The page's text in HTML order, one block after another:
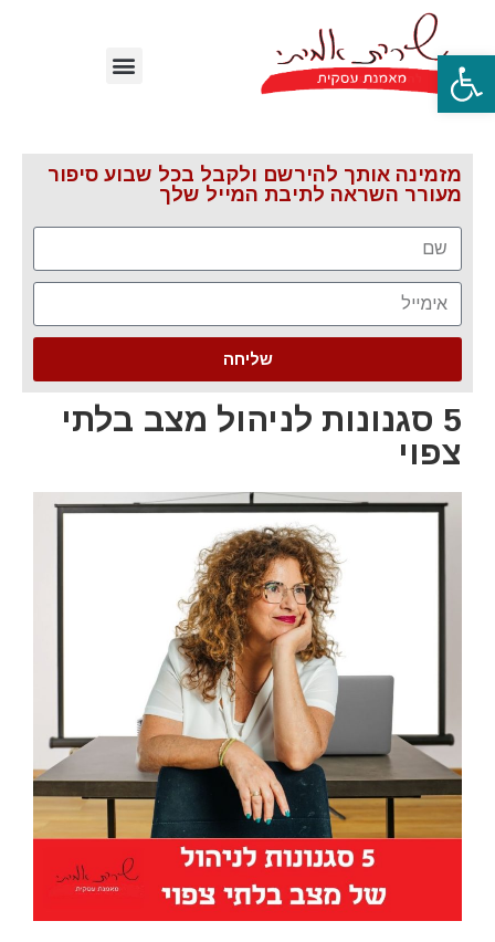
פתח סרגל נגישות
מזמינה אותך להירשם ולקבל בכל שבוע סיפור
מעורר השראה לתיבת המייל שלך
שליחה
5 סגנונות לניהול מצב בלתי
צפוי